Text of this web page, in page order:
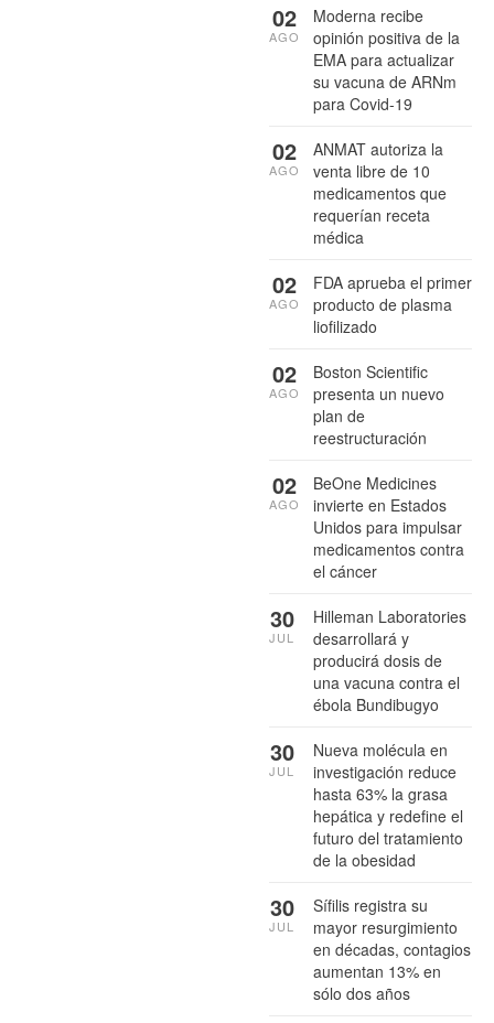
Moderna recibe
opinión positiva de la
EMA para actualizar
su vacuna de ARNm
para Covid-19
02
AGO
ANMAT autoriza la
venta libre de 10
medicamentos que
requerían receta
médica
02
AGO
FDA aprueba el primer
producto de plasma
liofilizado
02
AGO
Boston Scientific
presenta un nuevo
plan de
reestructuración
02
AGO
BeOne Medicines
invierte en Estados
Unidos para impulsar
medicamentos contra
el cáncer
02
AGO
Hilleman Laboratories
desarrollará y
producirá dosis de
una vacuna contra el
ébola Bundibugyo
30
JUL
Nueva molécula en
investigación reduce
hasta 63% la grasa
hepática y redefine el
futuro del tratamiento
de la obesidad
30
JUL
Sífilis registra su
mayor resurgimiento
en décadas, contagios
aumentan 13% en
sólo dos años
30
JUL